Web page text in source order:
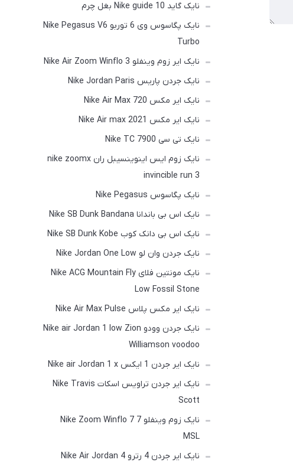
نایک گاید Nike guide 10 بغل چرم
نایک پگاسوس وی 6 توربو Nike Pegasus V6
Turbo
نایک ایر زوم وینفلو Nike Air Zoom Winflo 3
نایک جردن پاریس Nike Jordan Paris
نایک ایر مکس Nike Air Max 720
نایک ایر مکس Nike Air max 2021
نایک تی سی Nike TC 7900
نایک زوم ایس اینوینسیبل ران nike zoomx
invincible run 3
نایک پگاسوس Nike Pegasus
نایک اس بی باندانا Nike SB Dunk Bandana
نایک اس بی دانک کوب Nike SB Dunk Kobe
نایک جردن وان لو Nike Jordan One Low
نایک مونتین فلای Nike ACG Mountain Fly
Low Fossil Stone
نایک ایر مکس پلاس Nike Air Max Pulse
نایک جردن وودو Nike air Jordan 1 low Zion
Williamson voodoo
نایک ایر جردن 1 ایکس Nike air Jordan 1 x
نایک ایر جردن تراویس اسکات Nike Travis
Scott
نایک زوم وینفلو 7 Nike Zoom Winflo 7
MSL
نایک ایر جردن 4 رترو Nike Air Jordan 4